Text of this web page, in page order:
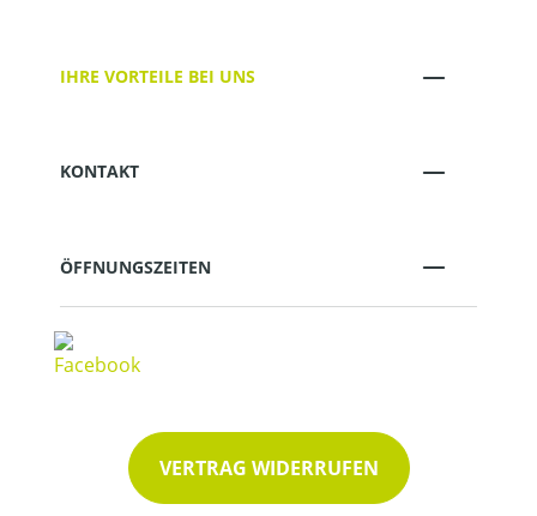
IHRE VORTEILE BEI UNS
KONTAKT
ÖFFNUNGSZEITEN
VERTRAG WIDERRUFEN